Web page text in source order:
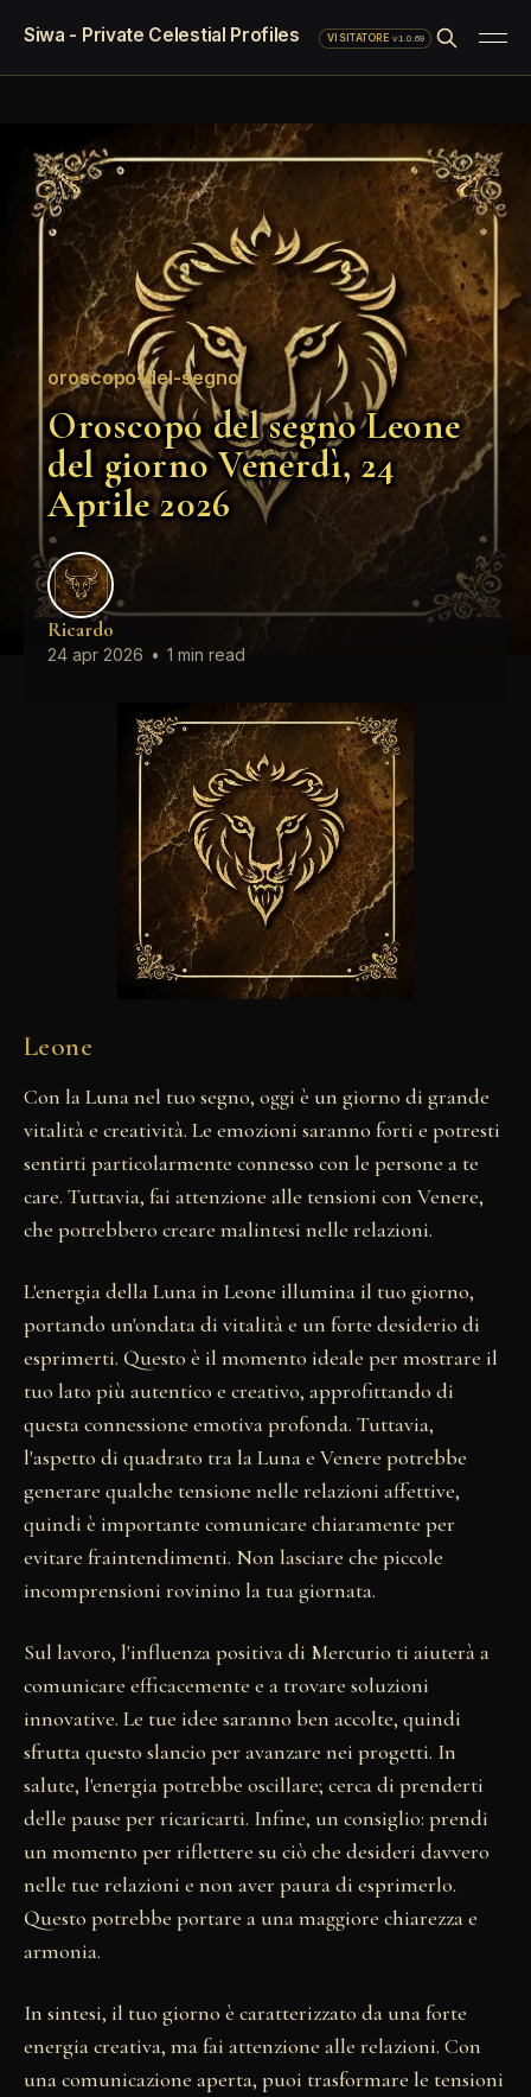
Siwa - Private Celestial Profiles VISITATORE·v1.0.69
oroscopo-del-segno
Oroscopo del segno Leone
del giorno Venerdì, 24
Aprile 2026
Ricardo
24 apr 2026 • 1 min read
Leone
Con la Luna nel tuo segno, oggi è un giorno di grande
vitalità e creatività. Le emozioni saranno forti e potresti
sentirti particolarmente connesso con le persone a te
care. Tuttavia, fai attenzione alle tensioni con Venere,
che potrebbero creare malintesi nelle relazioni.
L'energia della Luna in Leone illumina il tuo giorno,
portando un'ondata di vitalità e un forte desiderio di
esprimerti. Questo è il momento ideale per mostrare il
tuo lato più autentico e creativo, approfittando di
questa connessione emotiva profonda. Tuttavia,
l'aspetto di quadrato tra la Luna e Venere potrebbe
generare qualche tensione nelle relazioni affettive,
quindi è importante comunicare chiaramente per
evitare fraintendimenti. Non lasciare che piccole
incomprensioni rovinino la tua giornata.
Sul lavoro, l'influenza positiva di Mercurio ti aiuterà a
comunicare efficacemente e a trovare soluzioni
innovative. Le tue idee saranno ben accolte, quindi
sfrutta questo slancio per avanzare nei progetti. In
salute, l'energia potrebbe oscillare; cerca di prenderti
delle pause per ricaricarti. Infine, un consiglio: prendi
un momento per riflettere su ciò che desideri davvero
nelle tue relazioni e non aver paura di esprimerlo.
Questo potrebbe portare a una maggiore chiarezza e
armonia.
In sintesi, il tuo giorno è caratterizzato da una forte
energia creativa, ma fai attenzione alle relazioni. Con
una comunicazione aperta, puoi trasformare le tensioni